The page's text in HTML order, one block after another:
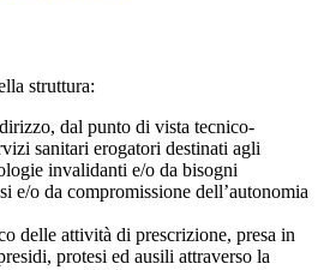
struttura:
dal punto di vista tecnico-
sanitari erogatori destinati agli
invalidanti e/o da bisogni
e/o da compromissione dell’autonomia
delle attività di prescrizione, presa in
protesi ed ausili attraverso la